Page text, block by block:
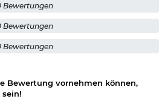
Bewertungen
Bewertungen
Bewertungen
Bewertung vornehmen können,